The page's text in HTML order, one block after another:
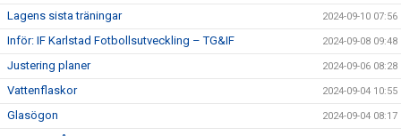
Lagens sista träningar 2024-09-10 07:56
Inför: IF Karlstad Fotbollsutveckling – TG&IF 2024-09-08 09:48
Justering planer 2024-09-06 08:28
Vattenflaskor 2024-09-04 10:55
Glasögon 2024-09-04 08:17